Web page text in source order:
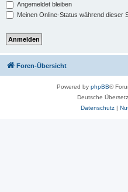
Angemeldet bleiben
Meinen Online-Status während dieser
Foren-Übersicht
Powered by phpBB®
Deutsche
Datenschutz|